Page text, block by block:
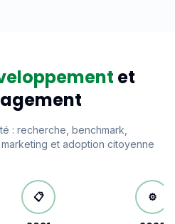
et
: recherche, benchmark,
et adoption citoyenne
📋 ⚙️